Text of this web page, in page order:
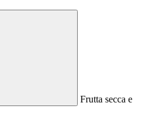
Frutta secca e